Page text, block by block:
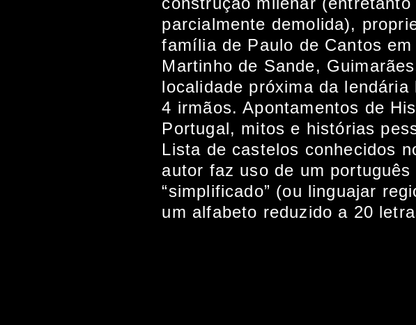
parcialmente demolida),
família de Paulo de Cantos em
Martinho de Sande,
localidade próxima da lendária
4 irmãos. Apontamentos de
Portugal, mitos e histórias
Lista de castelos conhecidos
autor faz uso de um português
“simplificado” (ou linguajar
um alfabeto reduzido a 20